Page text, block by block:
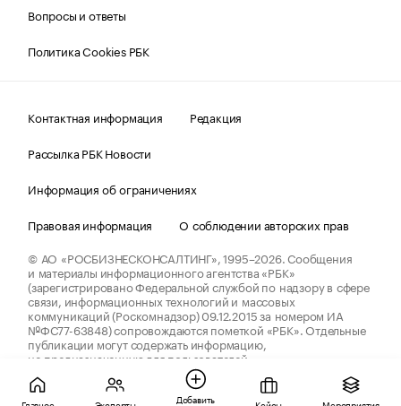
Вопросы и ответы
Политика Cookies РБК
Контактная информация
Редакция
Рассылка РБК Новости
Информация об ограничениях
Правовая информация
О соблюдении авторских прав
© АО «РОСБИЗНЕСКОНСАЛТИНГ»,1995–2026.Сообщения
и материалы информационного агентства «РБК»
(зарегистрировано Федеральной службой по надзору в сфере
связи, информационных технологий и массовых
коммуникаций (Роскомнадзор) 09.12.2015 за номером ИА
№ФС77-63848) сопровождаются пометкой «РБК». Отдельные
публикации могут содержать информацию,
не предназначенную для пользователей
до 18 лет.
companycardsfeedback@rbc.ru
Добавить